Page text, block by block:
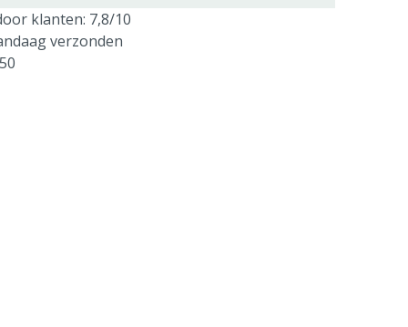
klanten: 7,8/10
verzonden